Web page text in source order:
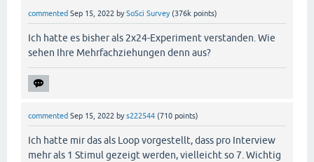
commented Sep 15, 2022 bySoSci Survey (376k points)
Ich hatte es bisher als 2x24-Experiment verstanden. Wie
sehen Ihre Mehrfachziehungen denn aus?
commented Sep 15, 2022 bys222544 (710 points)
Ich hatte mir das als Loop vorgestellt, dass pro Interview
mehr als 1 Stimul gezeigt werden, vielleicht so 7. Wichtig